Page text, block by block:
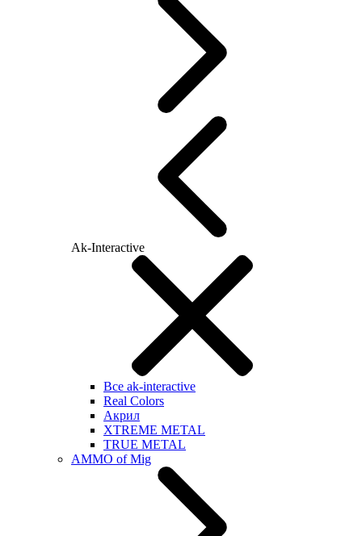
Ak-Interactive
Все ak-interactive
Real Colors
Акрил
XTREME METAL
TRUE METAL
AMMO of Mig